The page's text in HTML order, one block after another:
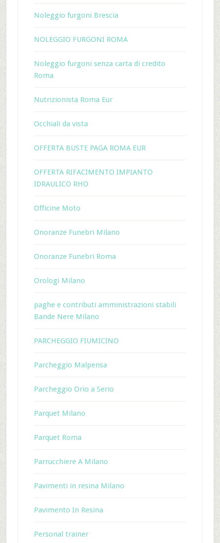
Noleggio furgoni Brescia
NOLEGGIO FURGONI ROMA
Noleggio furgoni senza carta di credito
Roma
Nutrizionista Roma Eur
Occhiali da vista
OFFERTA BUSTE PAGA ROMA EUR
OFFERTA RIFACIMENTO IMPIANTO
IDRAULICO RHO
Officine Moto
Onoranze Funebri Milano
Onoranze Funebri Roma
Orologi Milano
paghe e contributi amministrazioni stabili
Bande Nere Milano
PARCHEGGIO FIUMICINO
Parcheggio Malpensa
Parcheggio Orio a Serio
Parquet Milano
Parquet Roma
Parrucchiere A Milano
Pavimenti in resina Milano
Pavimento In Resina
Personal trainer